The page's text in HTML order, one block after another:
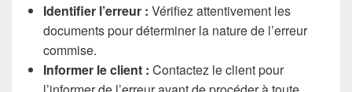
Identifier l’erreur : Vérifiez attentivement les
documents pour déterminer la nature de l’erreur
commise.
Informer le client : Contactez le client pour